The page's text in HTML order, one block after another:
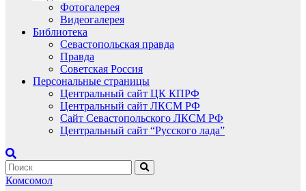
Фотогалерея
Видеогалерея
Библиотека
Севастопольская правда
Правда
Советская Россия
Персональные страницы
Центральный сайт ЦК КПРФ
Центральный сайт ЛКСМ РФ
Сайт Севастопольского ЛКСМ РФ
Центральный сайт “Русского лада”
Комсомол